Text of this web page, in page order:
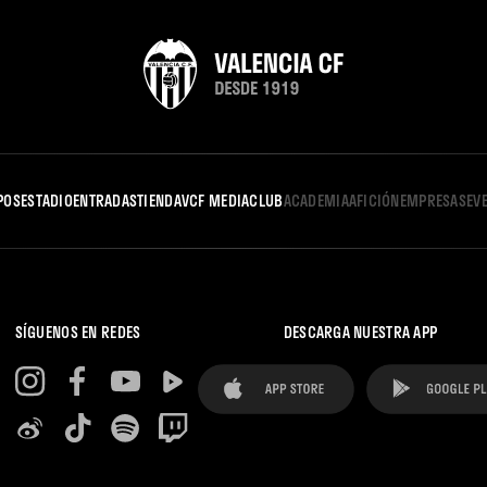
ESTADIOENTRADASTIENDAVCF MEDIACLUBACADEMIAAFICIÓNEMPRESAS
SÍGUENOS EN REDES DESCARGA NUESTRA APP